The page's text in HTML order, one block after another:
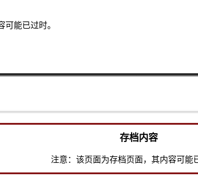
能已过时。
存档内容
注意：该页面为存档页面，其内容可能